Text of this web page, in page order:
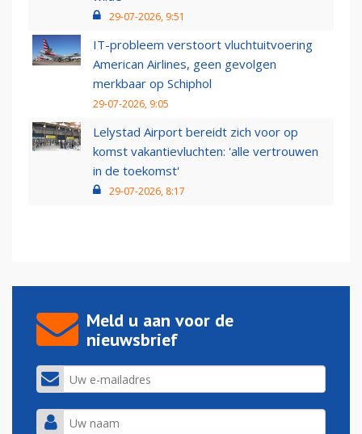
29-07-2026, 9:51
IT-probleem verstoort vluchtuitvoering
American Airlines, geen gevolgen
merkbaar op Schiphol
29-07-2026, 9:05
Lelystad Airport bereidt zich voor op
komst vakantievluchten: 'alle vertrouwen
in de toekomst'
29-07-2026, 8:17
Meld u aan voor de
nieuwsbrief